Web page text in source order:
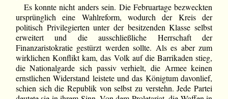
Es konnte nicht anders sein. Die Februartage bezweckten
ursprünglich eine Wahlreform, wodurch der Kreis der
politisch Privilegierten unter der besitzenden Klasse selbst
erweitert und die ausschließliche Herrschaft der
Finanzaristokratie gestürzt werden sollte. Als es aber zum
wirklichen Konflikt kam, das Volk auf die Barrikaden stieg,
die Nationalgarde sich passiv verhielt, die Armee keinen
ernstlichen Widerstand leistete und das Königtum davonlief,
schien sich die Republik von selbst zu verstehn. Jede Partei